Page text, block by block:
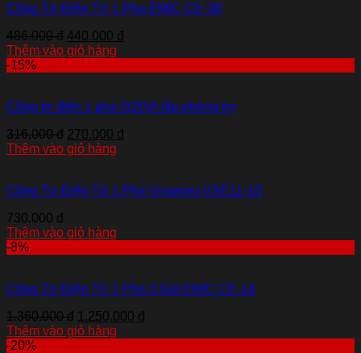
Công Tơ Điện Tử 1 Pha EMIC CE-38
486.000 đ 440.000 đ
Thêm vào giỏ hàng
-15%
Công tơ điện 1 pha 5(20)A lắp phòng trọ
316.000 đ 270.000 đ
Thêm vào giỏ hàng
Công Tơ Điện Tử 1 Pha Vinasino VSE11-10
730.000 đ
Thêm vào giỏ hàng
-8%
Công Tơ Điện Tử 1 Pha 3 Giá EMIC CE-14
1.360.000 đ 1.250.000 đ
Thêm vào giỏ hàng
-20%